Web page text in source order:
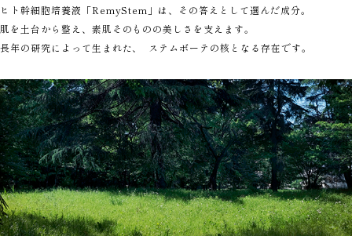
ヒト幹細胞培養液「RemyStem」は、その答えとして選んだ成分。
肌を土台から整え、素肌そのものの美しさを支えます。
長年の研究によって生まれた、 ステムボーテの核となる存在です。